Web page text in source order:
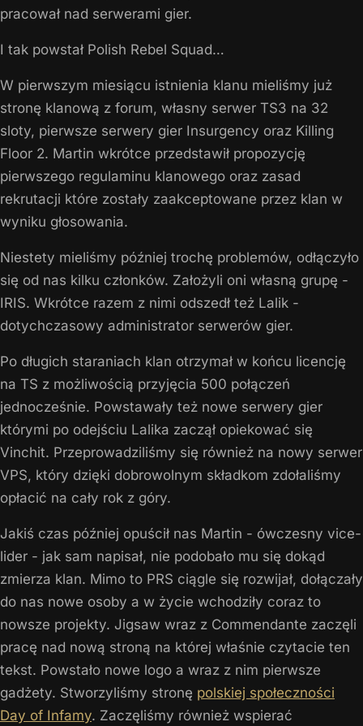
pracował nad serwerami gier.
I tak powstał Polish Rebel Squad…
W pierwszym miesiącu istnienia klanu mieliśmy już
stronę klanową z forum, własny serwer TS3 na 32
sloty, pierwsze serwery gier Insurgency oraz Killing
Floor 2. Martin wkrótce przedstawił propozycję
pierwszego regulaminu klanowego oraz zasad
rekrutacji które zostały zaakceptowane przez klan w
wyniku głosowania.
Niestety mieliśmy później trochę problemów, odłączyło
się od nas kilku członków. Założyli oni własną grupę -
IRIS. Wkrótce razem z nimi odszedł też Lalik -
dotychczasowy administrator serwerów gier.
Po długich staraniach klan otrzymał w końcu licencję
na TS z możliwością przyjęcia 500 połączeń
jednocześnie. Powstawały też nowe serwery gier
którymi po odejściu Lalika zaczął opiekować się
Vinchit. Przeprowadziliśmy się również na nowy serwer
VPS, który dzięki dobrowolnym składkom zdołaliśmy
opłacić na cały rok z góry.
Jakiś czas później opuścił nas Martin - ówczesny vice-
lider - jak sam napisał, nie podobało mu się dokąd
zmierza klan. Mimo to PRS ciągle się rozwijał, dołączały
do nas nowe osoby a w życie wchodziły coraz to
nowsze projekty. Jigsaw wraz z Commendante zaczęli
pracę nad nową stroną na której właśnie czytacie ten
tekst. Powstało nowe logo a wraz z nim pierwsze
gadżety. Stworzyliśmy stronę polskiej społeczności
Day of Infamy. Zaczęliśmy również wspierać